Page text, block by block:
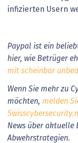
infizierten Usern
Paypal ist ein
hier, wie Betrüger
mit scheinbar
Wenn Sie mehr zu
möchten, melden
News über aktuelle
Abwehrstrategien.